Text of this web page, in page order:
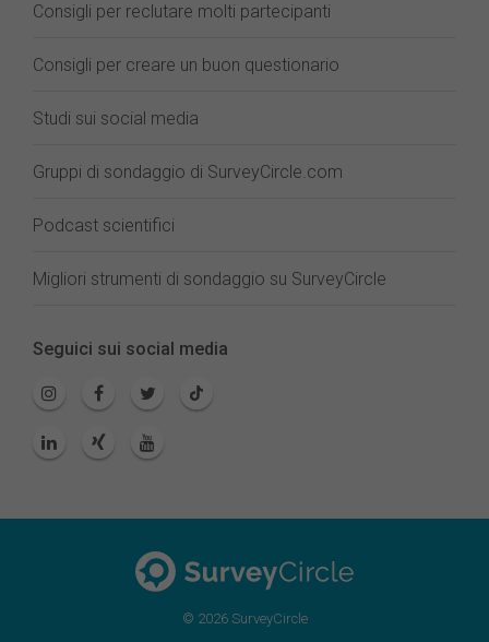
Consigli per reclutare molti partecipanti
Consigli per creare un buon questionario
Studi sui social media
Gruppi di sondaggio di SurveyCircle.com
Podcast scientifici
Migliori strumenti di sondaggio su SurveyCircle
Seguici sui social media
© 2026 SurveyCircle